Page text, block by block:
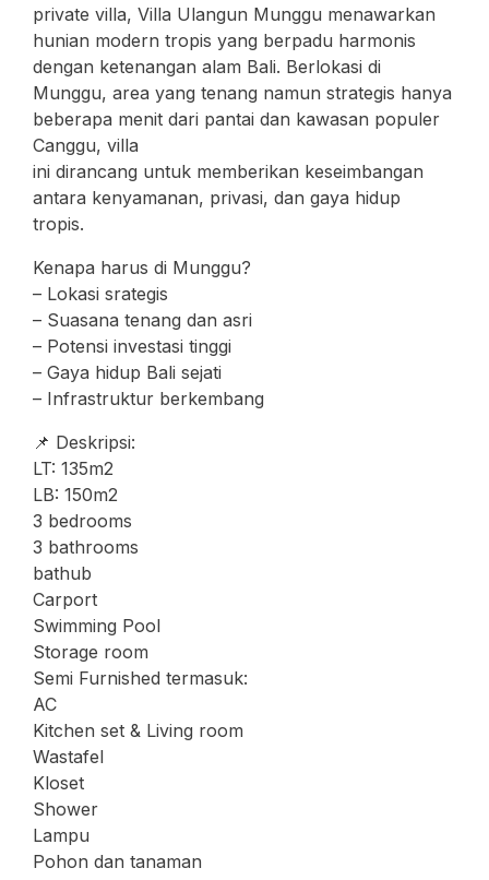
private villa, Villa Ulangun Munggu menawarkan
hunian modern tropis yang berpadu harmonis
dengan ketenangan alam Bali. Berlokasi di
Munggu, area yang tenang namun strategis hanya
beberapa menit dari pantai dan kawasan populer
Canggu, villa
ini dirancang untuk memberikan keseimbangan
antara kenyamanan, privasi, dan gaya hidup
tropis.
Kenapa harus di Munggu?
– Lokasi srategis
– Suasana tenang dan asri
– Potensi investasi tinggi
– Gaya hidup Bali sejati
– Infrastruktur berkembang
📌 Deskripsi:
LT: 135m2
LB: 150m2
3 bedrooms
3 bathrooms
bathub
Carport
Swimming Pool
Storage room
Semi Furnished termasuk:
AC
Kitchen set & Living room
Wastafel
Kloset
Shower
Lampu
Pohon dan tanaman